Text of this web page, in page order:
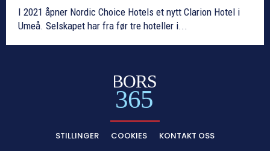
I 2021 åpner Nordic Choice Hotels et nytt Clarion Hotel i
Umeå. Selskapet har fra før tre hoteller i...
BORS
365
STILLINGER COOKIES KONTAKT OSS